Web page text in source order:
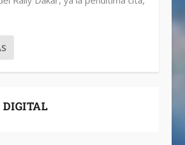
DIGITAL